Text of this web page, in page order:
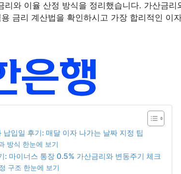
리와 이율 산정 방식을 정리했습니다. 가산금리
금리 계산법을 확인하시고 가장 합리적인 이
입일 후기: 매달 이자 나가는 날짜 지정 팁
방식 한눈에 보기
: 마이너스 통장 0.5% 가산금리와 변동주기 체크
구조 한눈에 보기